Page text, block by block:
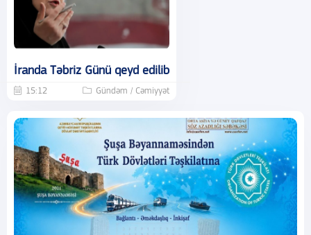
İranda Təbriz Günü qeyd edilib
15:12 Gündəm / Cəmiyyət